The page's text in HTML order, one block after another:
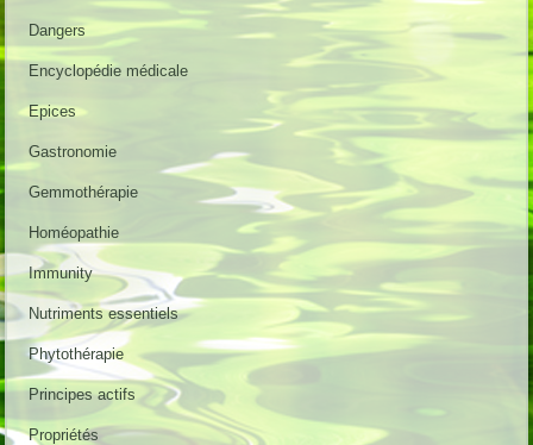
Dangers
Encyclopédie médicale
Epices
Gastronomie
Gemmothérapie
Homéopathie
Immunity
Nutriments essentiels
Phytothérapie
Principes actifs
Propriétés